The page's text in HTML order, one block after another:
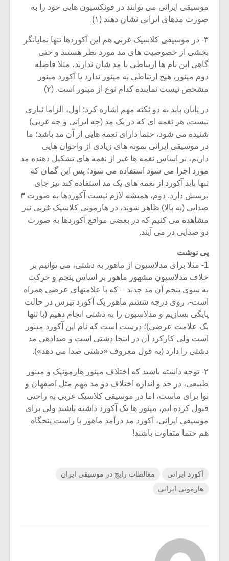
موسیقی ایرانی می توانند در فونکسیون هایی خود را به
صورت مدهای ایرانی نشان دهند (۱)
۳- در موسیقی کلاسیک غربی هم این آکوردها تنها نمایانگر
بخشی از خصوصیت های مد مورد نظر هستند و حتی
گاهی این نام ها ارتباطی با مد شان ندارند، مثلا فاصله
دوم مینور، هیچ ارتباطی به مینور ندارد یا آکورد مینور
مشخص نیست نماینده کدام نوع از مینور است. (۲)
در پایان باید به دو نکته مهم اشاره کرد: اول، الزاما نیازی
نیست، هر نغمه ای که در یک مد (چه ایرانی و چه غربی)
شنیده می شود، حتما دارای نغمه هایی از آن مد باشد؛‌ ما
در موسیقی ایرانی نمونه های زیادی از واخوان هایی
داریم، بر اساس نغمه ها غیر از نغمه های تشکیل دهنده مد
مورد اجرا می شود استفاده می شود؛ پس این گمان که
تنها باید آکورد از نغمه های یک مد استفاده کند نیز جای
پرسش دارد. دوم، همیشه لازم نیست آکوردها به صورت ۳
صدایی (به بالا) ظاهر شوند، در هارمونی کلاسیک غربی نیز
مشاهده می کنیم که در بعضی مواقع آکوردها به صورت
دو صدایی در می آیند.
پی نوشت
1- مثلا برای مدلاسیون از ماهور به دشتی، می توانیم بر
خلاف مدلاسیون مشهور ماهور بر اساس پنجم و حرکت
به سوی پنجم آن مد جدید – که با علامتهای عرضی همراه
است-، روی درجه ششم ماهور یک آکورد تیرس در حالت
پایگی بسازیم و مدلاسیون را به دشتی انجام دهیم (با تنها
یک علامت عرضی)؛ درست است که نام این آکورد مینور
است ولی کارکرد آن در اینجا دشتی است و صدادهی مد
دشتی را دارد (به قول معروف «دشتی صدا می دهد»).
۲- توجه داشته باشید که اختلاف مینور هارمونیک و مینور
طبیعی، در حد و اندازه اختلاف دو مد مهم مثل اصفهان و
نوا برای ماست، اما در موسیقی کلاسیک غربی به راحتی
قبول کرده ایم، مینور ها یک آکورد داشته باشند ولی برای
موسیقی ایرانی، آکورد مد درآمد ماهور با راست پنجگاه
هم حتما متفاوت باشند!
آکورد ایرانی
مغالطات رایج در موسیقی ایران
هارمونی ایرانی